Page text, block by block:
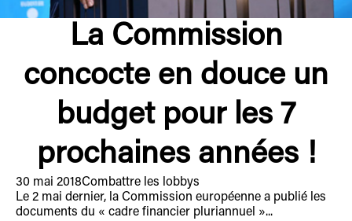
La Commission
concocte en douce un
budget pour les 7
prochaines années !
30 mai 2018Combattre les lobbys
Le 2 mai dernier, la Commission européenne a publié les
documents du « cadre financier pluriannuel »...